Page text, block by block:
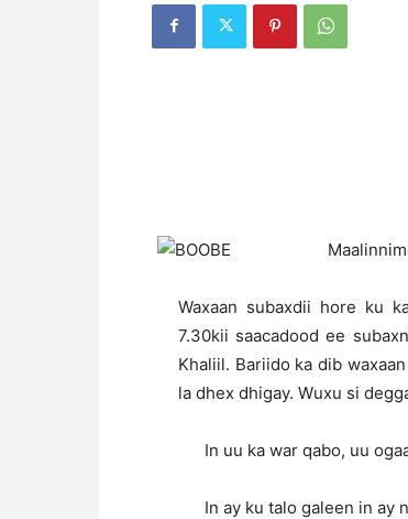
Waxaan subaxdii hore ku
7.30kii saacadood ee
Khaliil. Bariido ka dib
la dhex dhigay. Wuxu si
In uu ka war qabo, uu
In ay ku talo galeen in ay